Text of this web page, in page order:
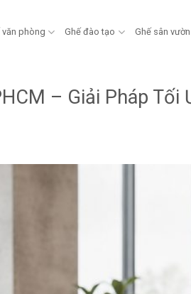
văn phòng Ghế đào tạo Ghế sân vườn
– Giải Pháp Tối